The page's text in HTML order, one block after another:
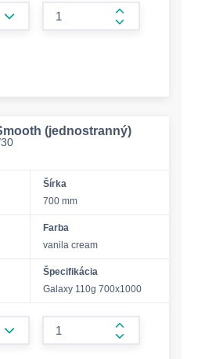
form.increase-
(jednostranný)
Šírka
700 mm
Farba
vanila cream
Špecifikácia
Galaxy 110g 700x1000
form.increase-